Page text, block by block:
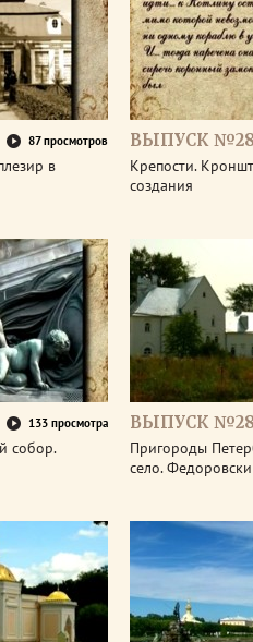
87 просмотров
в
ВЫПУСК
Крепости.
создания
133 просмотра
собор.
ВЫПУСК
Пригороды
село.